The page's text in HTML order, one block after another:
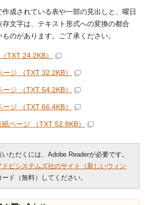
成されている表や一部の見出しと、曜日
文字は、テキスト形式への変換の都合
ものがあります。ご了承ください。
TXT 24.2KB）
ジ （TXT 32.2KB）
ジ （TXT 54.2KB）
ジ （TXT 66.4KB）
ページ （TXT 52.8KB）
ただくには、Adobe Readerが必要です。
ドビシステムズ社のサイト（新しいウィン
ド（無料）してください。